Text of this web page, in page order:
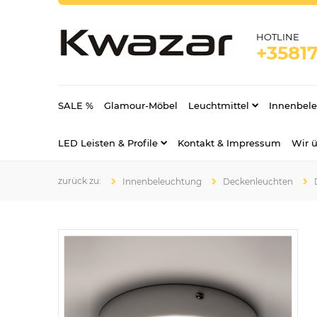
HOTLINE
SALE % Glamour-Möbel Leuchtmittel
LED Leisten & Profile Kontakt & Impressum Wir
Innenbeleuchtung Deckenleuchten